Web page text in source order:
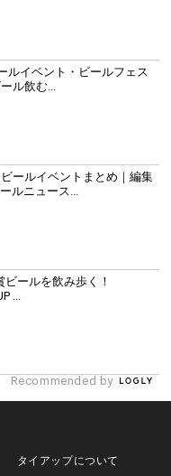
ルイベント・ビールフェス
ル飲む...
ビールイベントまとめ｜編集
ルニュース...
ビールを飲み歩く！
...
Recommended by
タイアップについて